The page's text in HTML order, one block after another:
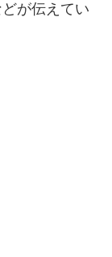
が伝えてい